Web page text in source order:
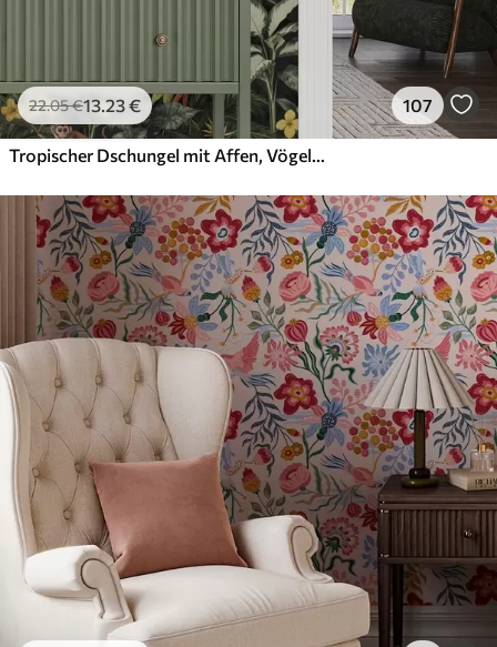
22.05€13.23€ 107
Tropischer Dschungel mit Affen, Vögeln und dichtem Blattwerk